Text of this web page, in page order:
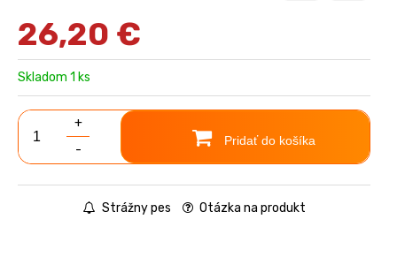
26,20 €
Skladom 1 ks
+
-
Pridať do košíka
Strážny pes Otázka na produkt